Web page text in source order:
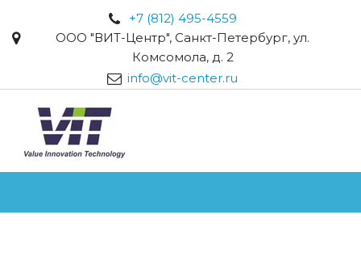
+7 (812) 495-4559
ООО "ВИТ-Центр", Санкт-Петербург, ул.
Комсомола, д. 2
info@vit-center.ru